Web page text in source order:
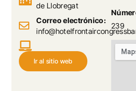
239
de Llobregat
Correo electrónico:
Ir al sitio web